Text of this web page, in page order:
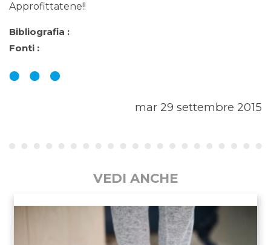
Approfittatene!!
Bibliografia :
Fonti :
mar 29 settembre 2015
VEDI ANCHE